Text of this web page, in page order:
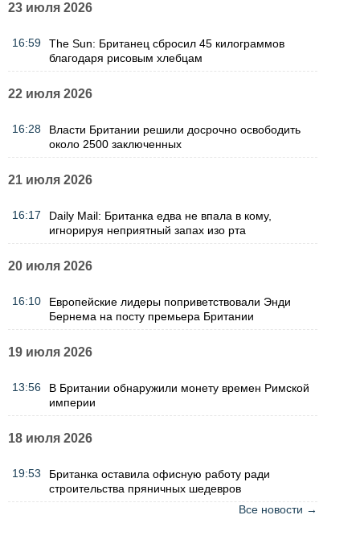
23 июля 2026
16:59
The Sun: Британец сбросил 45 килограммов
благодаря рисовым хлебцам
22 июля 2026
16:28
Власти Британии решили досрочно освободить
около 2500 заключенных
21 июля 2026
16:17
Daily Mail: Британка едва не впала в кому,
игнорируя неприятный запах изо рта
20 июля 2026
16:10
Европейские лидеры поприветствовали Энди
Бернема на посту премьера Британии
19 июля 2026
13:56
В Британии обнаружили монету времен Римской
империи
18 июля 2026
19:53
Британка оставила офисную работу ради
строительства пряничных шедевров
Все новости →